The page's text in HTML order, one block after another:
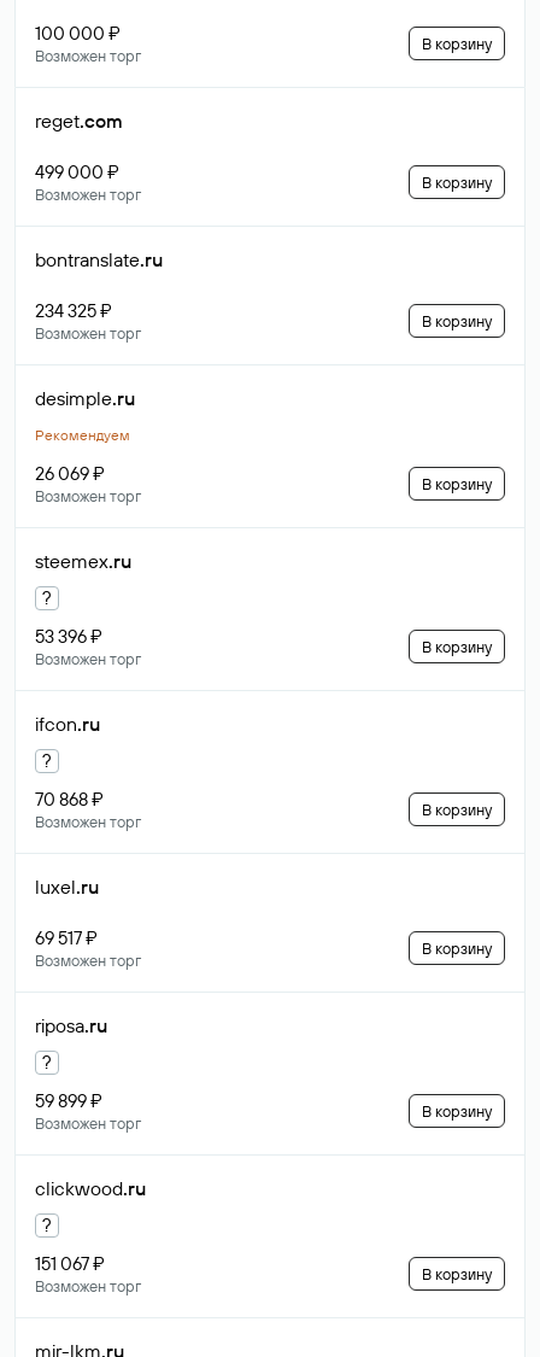
100 000 ₽
Возможен торг
В корзину
reget.com
499 000 ₽
Возможен торг
В корзину
bontranslate.ru
234 325 ₽
Возможен торг
В корзину
desimple.ru
Рекомендуем
26 069 ₽
Возможен торг
В корзину
steemex.ru
?
53 396 ₽
Возможен торг
В корзину
ifcon.ru
?
70 868 ₽
Возможен торг
В корзину
luxel.ru
69 517 ₽
Возможен торг
В корзину
riposa.ru
?
59 899 ₽
Возможен торг
В корзину
clickwood.ru
?
151 067 ₽
Возможен торг
В корзину
mir-lkm.ru